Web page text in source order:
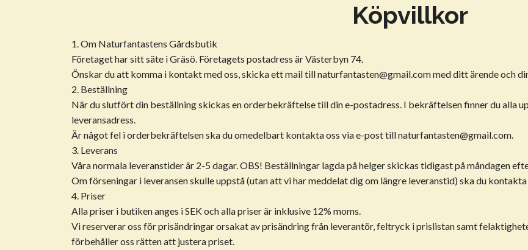
Köpvillkor
1. Om Naturfantastens Gårdsbutik
Företaget har sitt säte i Gräsö. Företagets postadress är Västerbyn 74.
Önskar du att komma i kontakt med oss, skicka ett mail tillnaturfantasten@gmail.commed ditt ärende och
2. Beställning
När du slutfört din beställning skickas en orderbekräftelse till din e-postadress. I bekräftelsen finner du alla
leveransadress.
Är något fel i orderbekräftelsen ska du omedelbart kontakta oss via e-post tillnaturfantasten@gmail.com.
3. Leverans
Våra normala leveranstider är 2-5 dagar. OBS! Beställningar lagda på helger skickas tidigast på måndagen
Om förseningar i leveransen skulle uppstå (utan att vi har meddelat dig om längre leveranstid) ska du
4. Priser
Alla priser i butiken anges i SEK och alla priser är inklusive 12% moms.
Vi reserverar oss för prisändringar orsakat av prisändring från leverantör, feltryck i prislistan samt
förbehåller oss rätten att justera priset.